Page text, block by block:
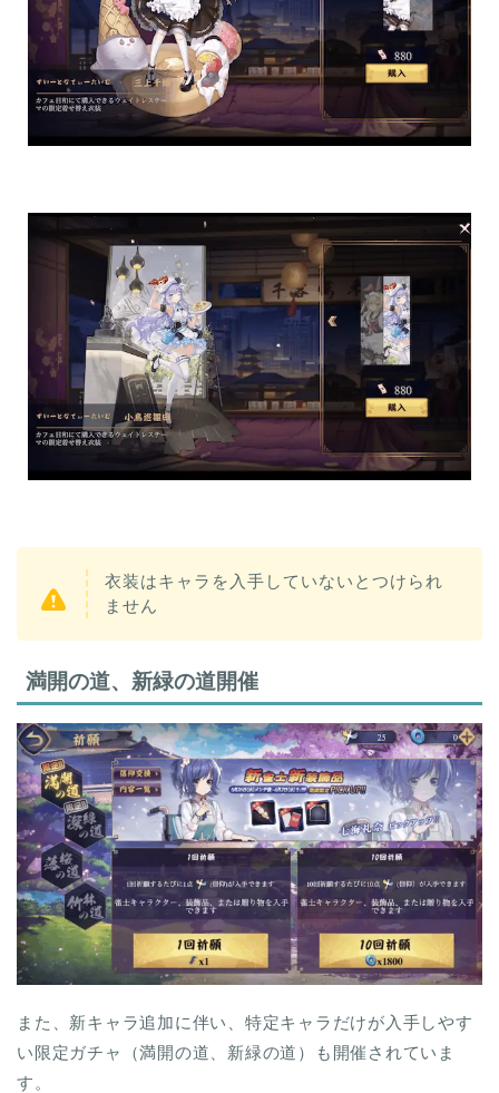
衣装はキャラを入手していないとつけられ
ません
満開の道、新緑の道開催
また、新キャラ追加に伴い、特定キャラだけが入手しやす
い限定ガチャ（満開の道、新緑の道）も開催されていま
す。